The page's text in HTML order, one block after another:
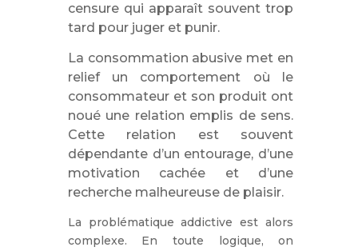
censure qui apparaît souvent trop
tard pour juger et punir.
La consommation abusive met en
relief un comportement où le
consommateur et son produit ont
noué une relation emplis de sens.
Cette relation est souvent
dépendante d’un entourage, d’une
motivation cachée et d’une
recherche malheureuse de plaisir.
La problématique addictive est alors
complexe. En toute logique, on